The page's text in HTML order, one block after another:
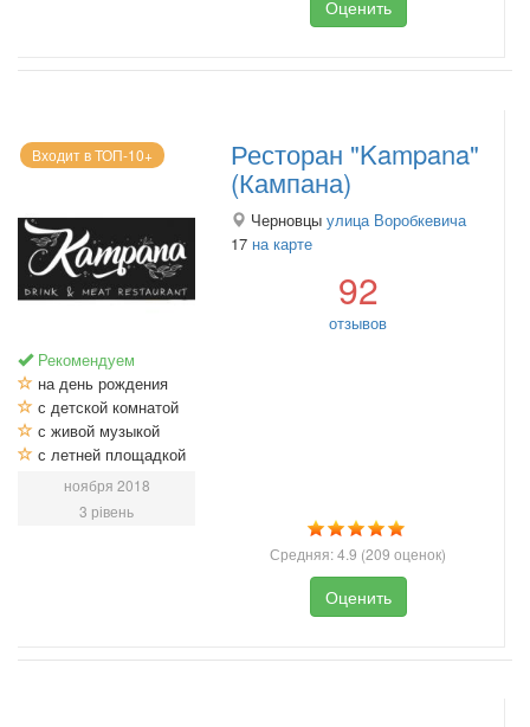
Оценить
Входит в ТОП-10+
Рекомендуем
на день рождения
с детской комнатой
с живой музыкой
с летней площадкой
ноября 2018
3 рівень
Ресторан "Kampana"
(Кампана)
Черновцы улица Воробкевича
17 на карте
92
отзывов
Средняя:4.9 (209 оценок)
Оценить